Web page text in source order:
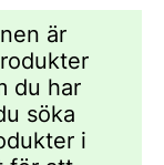
är
du har
söka
i